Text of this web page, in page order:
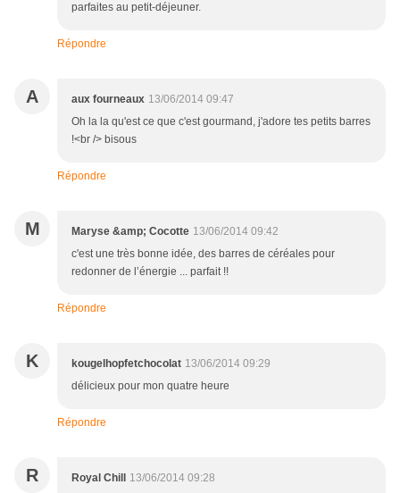
parfaites au petit-déjeuner.
Répondre
A aux fourneaux 13/06/2014 09:47
Oh la la qu'est ce que c'est gourmand, j'adore tes petits barres
!<br /> bisous
Répondre
M Maryse &amp; Cocotte 13/06/2014 09:42
c'est une très bonne idée, des barres de céréales pour
redonner de l’énergie ... parfait !!
Répondre
K kougelhopfetchocolat 13/06/2014 09:29
délicieux pour mon quatre heure
Répondre
R Royal Chill
13/06/2014 09:28